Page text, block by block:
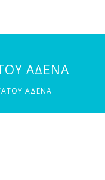
ΑΔΕΝΑ
ΑΔΕΝΑ